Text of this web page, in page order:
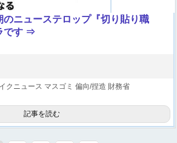
のニューステロップ『切り貼り職
です ⇒
クニュース マスゴミ 偏向/捏造 財務省
記事を読む